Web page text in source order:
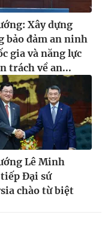
Xây dựng
bảo đảm an ninh
gia và năng lực
trách về an...
Lê Minh
Đại sứ
chào từ biệt